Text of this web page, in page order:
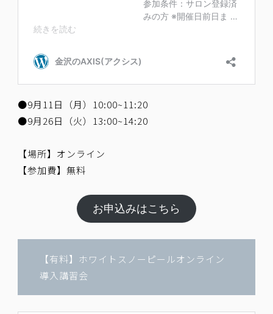
●9月11日（月）10:00~11:20
●9月26日（火）13:00~14:20
【場所】オンライン
【参加費】無料
お申込みはこちら
【有料】ホワイトスノーピールオンライン
導入講習会